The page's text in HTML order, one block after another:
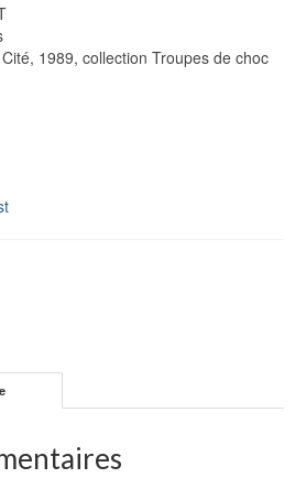
1989, collection Troupes de choc